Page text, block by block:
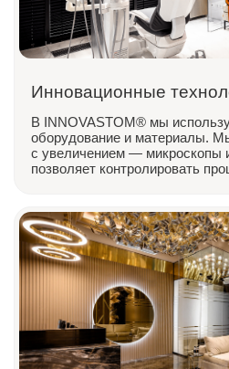
Современный интерьер, мягкие кресла
персонал создают атмосферу, где
легко и без стресса. Мы ценим ваше
и обеспечиваем персональный подход
Комфорт и сервис